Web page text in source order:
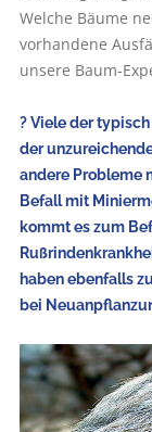
Welche Bäume
vorhandene
unsere Baum-
? Viele der
der
andere Probleme
Befall mit
kommt es zum
haben ebenfalls
bei